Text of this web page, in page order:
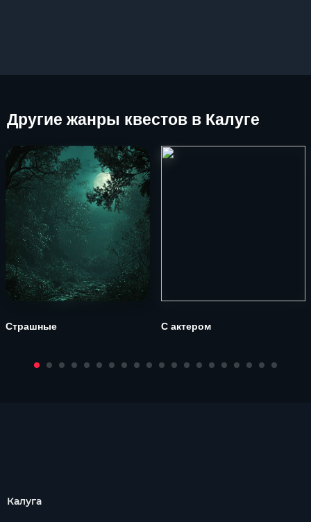
Другие жанры квестов в Калуге
Страшные С актером
Калуга